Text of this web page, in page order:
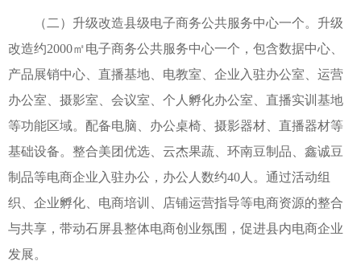
（二）升级改造县级电子商务公共服务中心一个。升级
改造约2000㎡电子商务公共服务中心一个，包含数据中心、
产品展销中心、直播基地、电教室、企业入驻办公室、运营
办公室、摄影室、会议室、个人孵化办公室、直播实训基地
等功能区域。配备电脑、办公桌椅、摄影器材、直播器材等
基础设备。整合美团优选、云杰果蔬、环南豆制品、鑫诚豆
制品等电商企业入驻办公，办公人数约40人。通过活动组
织、企业孵化、电商培训、店铺运营指导等电商资源的整合
与共享，带动石屏县整体电商创业氛围，促进县内电商企业
发展。